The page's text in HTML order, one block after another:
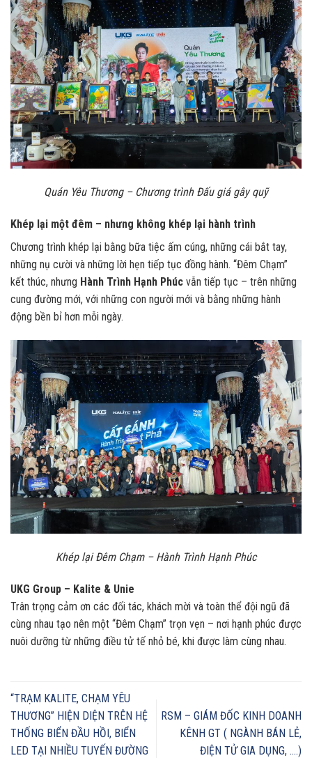
Quán Yêu Thương – Chương trình Đấu giá gây quỹ
Khép lại một đêm – nhưng không khép lại hành trình
Chương trình khép lại bằng bữa tiệc ấm cúng, những cái bắt tay,
những nụ cười và những lời hẹn tiếp tục đồng hành. “Đêm Chạm”
kết thúc, nhưng Hành Trình Hạnh Phúc vẫn tiếp tục – trên những
cung đường mới, với những con người mới và bằng những hành
động bền bỉ hơn mỗi ngày.
Khép lại Đêm Chạm – Hành Trình Hạnh Phúc
UKG Group – Kalite & Unie
Trân trọng cảm ơn các đối tác, khách mời và toàn thể đội ngũ đã
cùng nhau tạo nên một “Đêm Chạm” trọn vẹn – nơi hạnh phúc được
nuôi dưỡng từ những điều tử tế nhỏ bé, khi được làm cùng nhau.
“TRẠM KALITE, CHẠM YÊU
THƯƠNG” HIỆN DIỆN TRÊN HỆ
THỐNG BIỂN ĐẦU HỒI, BIỂN
LED TẠI NHIỀU TUYẾN ĐƯỜNG
RSM – GIÁM ĐỐC KINH DOANH
KÊNH GT ( NGÀNH BÁN LẺ,
ĐIỆN TỬ GIA DỤNG, ….)